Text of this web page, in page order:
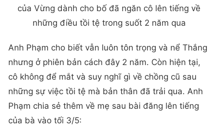
của Vừng dành cho bố đã ngăn cô lên tiếng về
những điều tồi tệ trong suốt 2 năm qua
Anh Phạm cho biết vẫn luôn tôn trọng và nể Thắng
nhưng ở phiên bản cách đây 2 năm. Còn hiện tại,
cô không để mắt và suy nghĩ gì về chồng cũ sau
những sự việc tồi tệ mà bản thân đã trải qua. Anh
Phạm chia sẻ thêm về mẹ sau bài đăng lên tiếng
của bà vào tối 3/5: